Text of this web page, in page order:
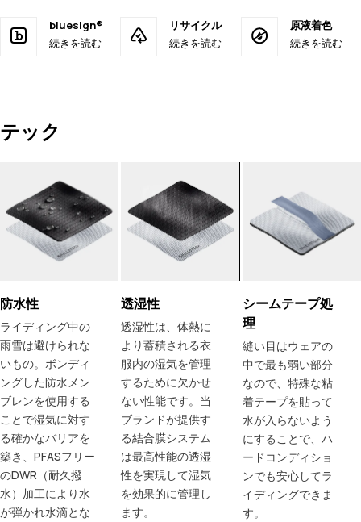
bluesign®
続きを読む
リサイクル
続きを読む
原液着色
続きを読む
テック
防水性
ライディング中の
雨雪は避けられな
いもの。ボンディ
ングした防水メン
ブレンを使用する
ことで湿気に対す
る確かなバリアを
築き、PFASフリー
のDWR（耐久撥
水）加工により水
が弾かれ水滴とな
透湿性
透湿性は、体熱に
より蓄積される衣
服内の湿気を管理
するために欠かせ
ない性能です。当
ブランドが提供す
る結合膜システム
は最高性能の透湿
性を実現して湿気
を効果的に管理し
ます。
シームテープ処
理
縫い目はウェアの
中で最も弱い部分
なので、特殊な粘
着テープを貼って
水が入らないよう
にすることで、ハ
ードコンディショ
ンでも安心してラ
イディングできま
す。